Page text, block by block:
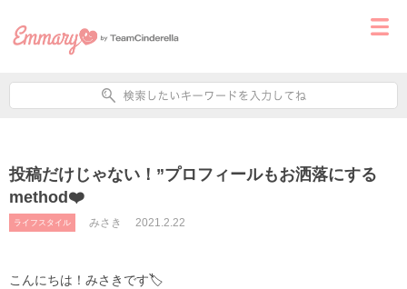
投稿だけじゃない！”プロフィールもお洒落にする
method❤️
ライフスタイル みさき 2021.2.22
こんにちは！みさきです🏷